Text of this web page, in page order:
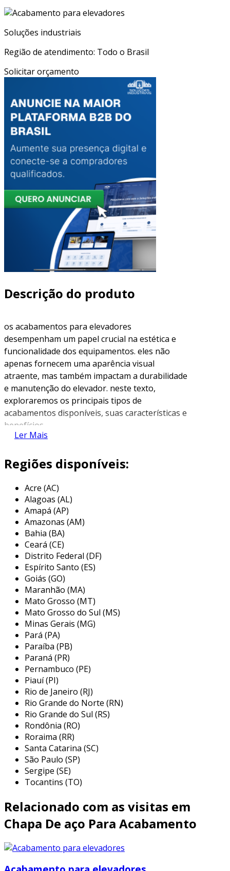
Soluções industriais
Região de atendimento: Todo o Brasil
Solicitar orçamento
Descrição do produto
os acabamentos para elevadores
desempenham um papel crucial na estética e
funcionalidade dos equipamentos. eles não
apenas fornecem uma aparência visual
atraente, mas também impactam a durabilidade
e manutenção do elevador. neste texto,
exploraremos os principais tipos de
acabamentos disponíveis, suas características e
benefícios.
a variedade de acabamentos para elevadores é
design. entre os mais comuns, destacam-se:
aço inoxidável
durabilidade: resistente à corrosão e
desgaste.
estética: proporciona um visual
moderno e elegante.
laminado:
customização: disponível em várias
cores e padrões.
custo: geralmente mais acessível do
que metais.
vidro:
transparência: permite uma visão
panorâmica durante a viagem do
elevador.
estilo: cria um ambiente sofisticado e
contemporâneo.
madeira:
calidez: oferece um toque
variedades: pode ser utilizada em
diferentes acabamentos e
tonalidades.
essas opções permitem que arquitetos e
designers escolham o acabamento ideal que se
Ler Mais
Regiões disponíveis:
Acre (AC)
Alagoas (AL)
Amapá (AP)
Amazonas (AM)
Bahia (BA)
Ceará (CE)
Distrito Federal (DF)
Espírito Santo (ES)
Goiás (GO)
Maranhão (MA)
Mato Grosso (MT)
Mato Grosso do Sul (MS)
Minas Gerais (MG)
Pará (PA)
Paraíba (PB)
Paraná (PR)
Pernambuco (PE)
Piauí (PI)
Rio de Janeiro (RJ)
Rio Grande do Norte (RN)
Rio Grande do Sul (RS)
Rondônia (RO)
Roraima (RR)
Santa Catarina (SC)
São Paulo (SP)
Sergipe (SE)
Tocantins (TO)
Relacionado com as visitas em
Chapa De aço Para Acabamento